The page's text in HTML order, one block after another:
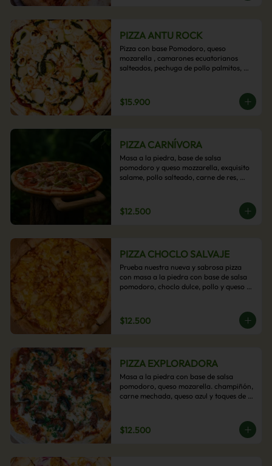
PIZZA ANTU ROCK
Pizza con base Pomodoro, queso
mozarella , camarones ecuatorianos
salteados, pechuga de pollo palmitos,
$15.900
PIZZA CARNÍVORA
Masa a la piedra, base de salsa
pomodoro y queso mozzarella, exquisito
salame, pollo salteado, carne de res,
$12.500
PIZZA CHOCLO SALVAJE
Prueba nuestra nueva y sabrosa pizza
con masa a la piedra con base de salsa
pomodoro, choclo dulce, pollo y queso
$12.500
PIZZA EXPLORADORA
Masa a la piedra con base de salsa
pomodoro, queso mozarella. champiñón,
carne mechada, queso azul y toques de
$12.500